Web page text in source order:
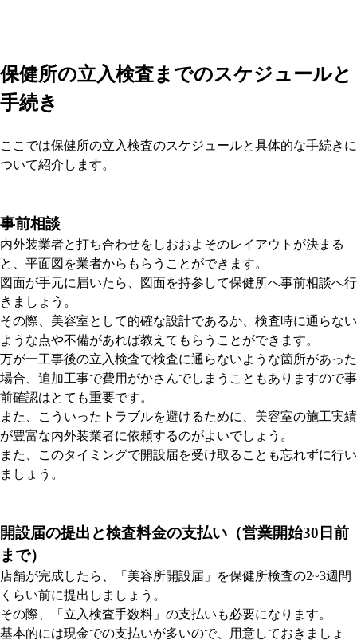
保健所の立入検査までのスケジュールと
手続き
ここでは保健所の立入検査のスケジュールと具体的な手続きに
ついて紹介します。
事前相談
内外装業者と打ち合わせをしおおよそのレイアウトが決まる
と、平面図を業者からもらうことができます。
図面が手元に届いたら、図面を持参して保健所へ事前相談へ行
きましょう。
その際、美容室として的確な設計であるか、検査時に通らない
ような点や不備があれば教えてもらうことができます。
万が一工事後の立入検査で検査に通らないような箇所があった
場合、追加工事で費用がかさんでしまうこともありますので事
前確認はとても重要です。
また、こういったトラブルを避けるために、美容室の施工実績
が豊富な内外装業者に依頼するのがよいでしょう。
また、このタイミングで開設届を受け取ることも忘れずに行い
ましょう。
開設届の提出と検査料金の支払い（営業開始30日前
まで）
店舗が完成したら、「美容所開設届」を保健所検査の2~3週間
くらい前に提出しましょう。
その際、「立入検査手数料」の支払いも必要になります。
基本的には現金での支払いが多いので、用意しておきましょ